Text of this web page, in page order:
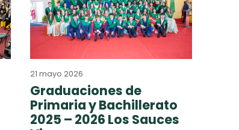
21 mayo 2026
Graduaciones de
Primaria y Bachillerato
2025 – 2026 Los Sauces